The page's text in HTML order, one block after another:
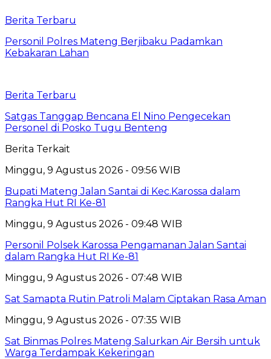
Berita Terbaru
Personil Polres Mateng Berjibaku Padamkan
Kebakaran Lahan
Berita Terbaru
Satgas Tanggap Bencana El Nino Pengecekan
Personel di Posko Tugu Benteng
Berita Terkait
Minggu, 9 Agustus 2026 - 09:56 WIB
Bupati Mateng Jalan Santai di Kec.Karossa dalam
Rangka Hut RI Ke-81
Minggu, 9 Agustus 2026 - 09:48 WIB
Personil Polsek Karossa Pengamanan Jalan Santai
dalam Rangka Hut RI Ke-81
Minggu, 9 Agustus 2026 - 07:48 WIB
Sat Samapta Rutin Patroli Malam Ciptakan Rasa Aman
Minggu, 9 Agustus 2026 - 07:35 WIB
Sat Binmas Polres Mateng Salurkan Air Bersih untuk
Warga Terdampak Kekeringan